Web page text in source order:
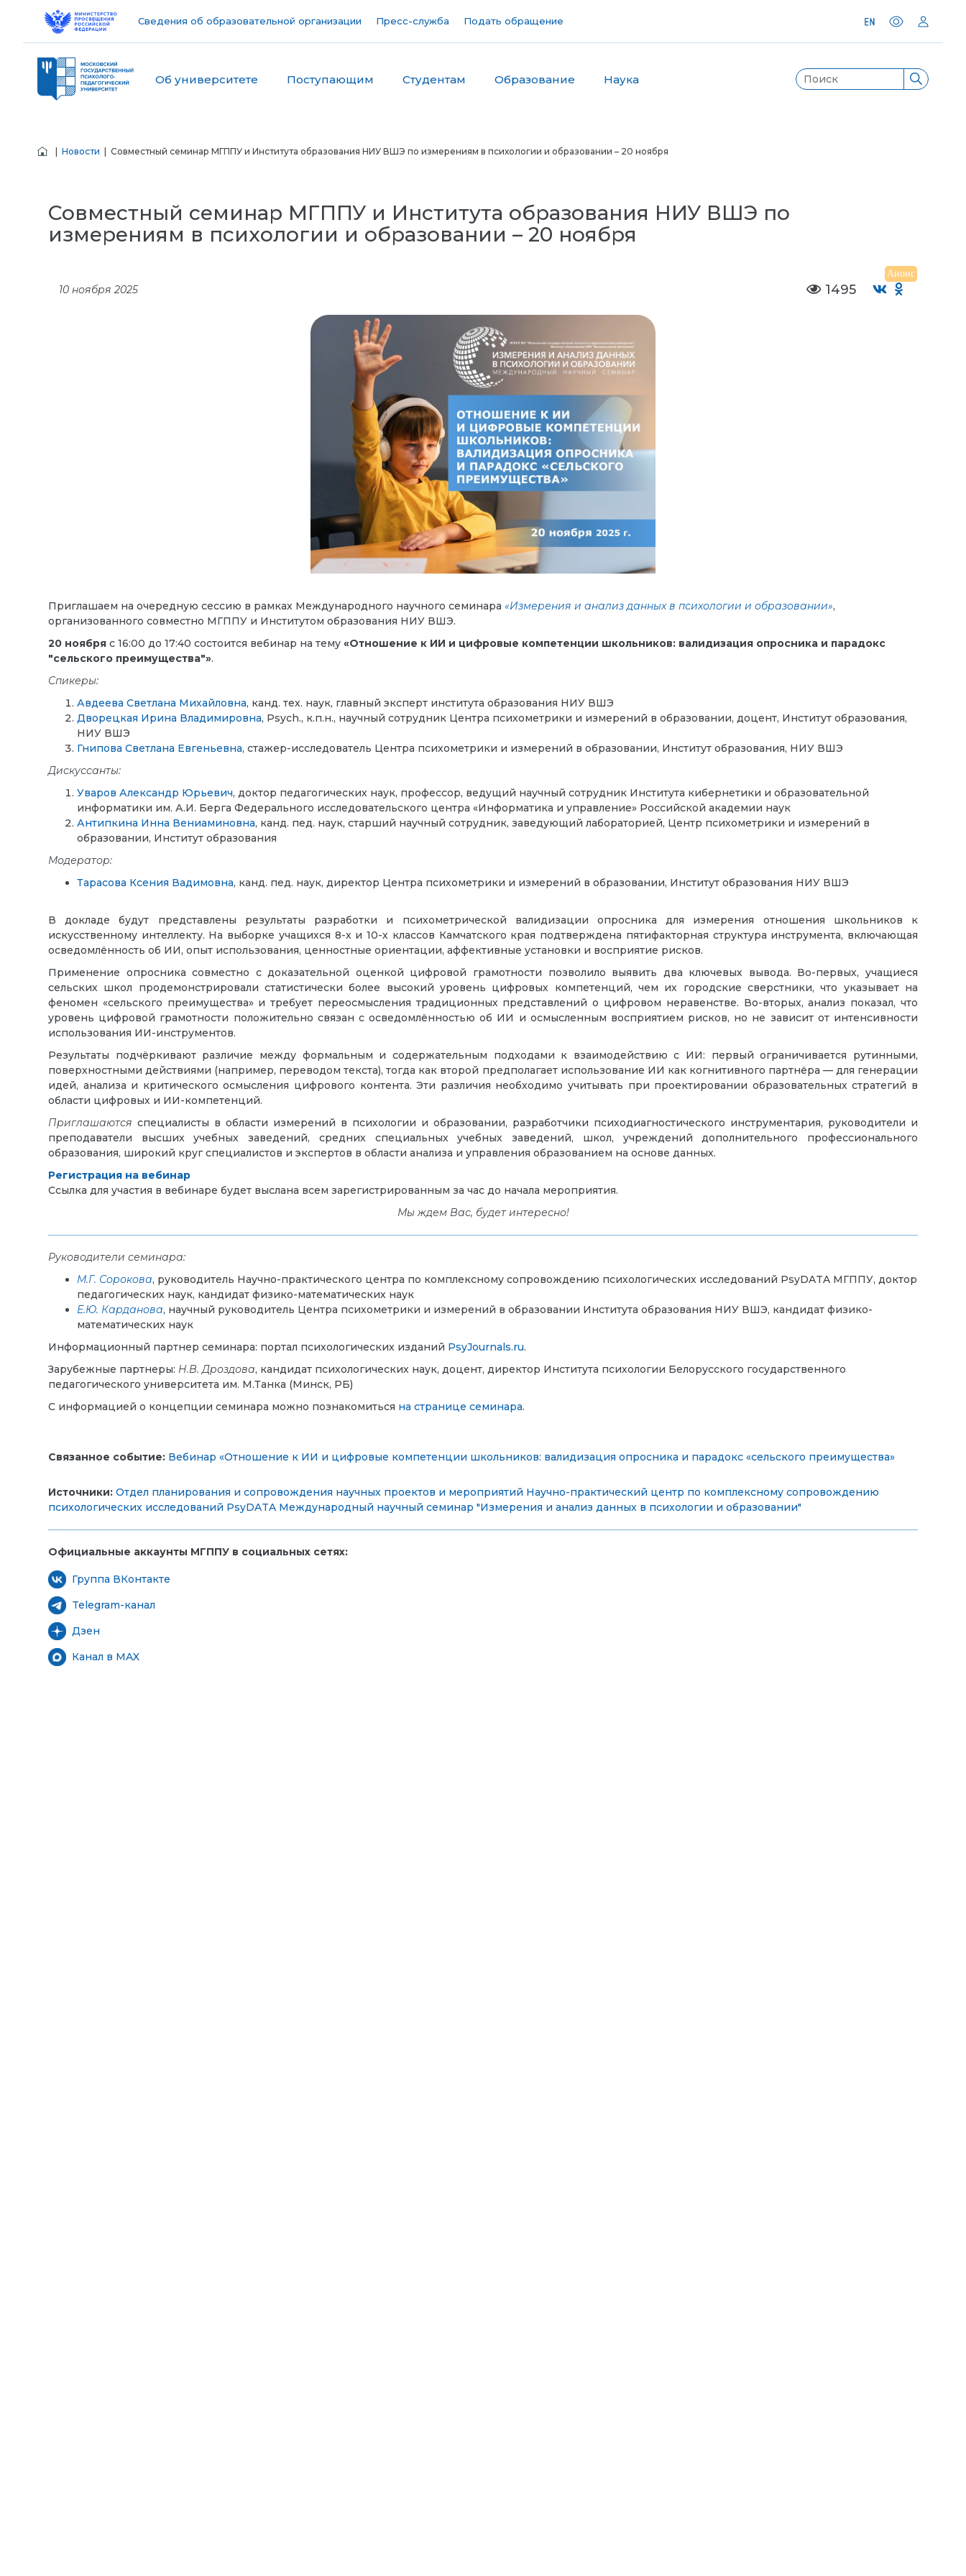
Сведения об образовательной организации Пресс-служба Подать обращение
Об университете Поступающим Студентам Образование Наука
Новости | Совместный семинар МГППУ и Института образования НИУ ВШЭ по измерениям в психологии и образовании – 20 ноября
Совместный семинар МГППУ и Института образования НИУ ВШЭ по
измерениям в психологии и образовании – 20 ноября
Анонс
10 ноября 2025 1495
Приглашаем на очередную сессию в рамках Международного научного семинара «Измерения и анализ данных в психологии и образовании»,
организованного совместно МГППУ и Институтом образования НИУ ВШЭ.
20 ноября с 16:00 до 17:40 состоится вебинар на тему «Отношение к ИИ и цифровые компетенции школьников: валидизация опросника и парадокс
"сельского преимущества"».
Спикеры:
Авдеева Светлана Михайловна, канд. тех. наук, главный эксперт института образования НИУ ВШЭ
Дворецкая Ирина Владимировна, Psych., к.п.н., научный сотрудник Центра психометрики и измерений в образовании, доцент, Институт образования,
НИУ ВШЭ
Гнипова Светлана Евгеньевна, стажер-исследователь Центра психометрики и измерений в образовании, Институт образования, НИУ ВШЭ
Дискуссанты:
Уваров Александр Юрьевич, доктор педагогических наук, профессор, ведущий научный сотрудник Института кибернетики и образовательной
информатики им. А.И. Берга Федерального исследовательского центра «Информатика и управление» Российской академии наук
Антипкина Инна Вениаминовна, канд. пед. наук, старший научный сотрудник, заведующий лабораторией, Центр психометрики и измерений в
образовании, Институт образования
Модератор:
Тарасова Ксения Вадимовна, канд. пед. наук, директор Центра психометрики и измерений в образовании, Институт образования НИУ ВШЭ
В докладе будут представлены результаты разработки и психометрической валидизации опросника для измерения отношения школьников к
искусственному интеллекту. На выборке учащихся 8-х и 10-х классов Камчатского края подтверждена пятифакторная структура инструмента, включающая
осведомлённость об ИИ, опыт использования, ценностные ориентации, аффективные установки и восприятие рисков.
Применение опросника совместно с доказательной оценкой цифровой грамотности позволило выявить два ключевых вывода. Во-первых, учащиеся
сельских школ продемонстрировали статистически более высокий уровень цифровых компетенций, чем их городские сверстники, что указывает на
феномен «сельского преимущества» и требует переосмысления традиционных представлений о цифровом неравенстве. Во-вторых, анализ показал, что
уровень цифровой грамотности положительно связан с осведомлённостью об ИИ и осмысленным восприятием рисков, но не зависит от интенсивности
использования ИИ-инструментов.
Результаты подчёркивают различие между формальным и содержательным подходами к взаимодействию с ИИ: первый ограничивается рутинными,
поверхностными действиями (например, переводом текста), тогда как второй предполагает использование ИИ как когнитивного партнёра — для генерации
идей, анализа и критического осмысления цифрового контента. Эти различия необходимо учитывать при проектировании образовательных стратегий в
области цифровых и ИИ-компетенций.
Приглашаются специалисты в области измерений в психологии и образовании, разработчики психодиагностического инструментария, руководители и
преподаватели высших учебных заведений, средних специальных учебных заведений, школ, учреждений дополнительного профессионального
образования, широкий круг специалистов и экспертов в области анализа и управления образованием на основе данных.
Регистрация на вебинар
Ссылка для участия в вебинаре будет выслана всем зарегистрированным за час до начала мероприятия.
Мы ждем Вас, будет интересно!
Руководители семинара:
М.Г. Сорокова, руководитель Научно-практического центра по комплексному сопровождению психологических исследований PsyDATA МГППУ, доктор
педагогических наук, кандидат физико-математических наук
Е.Ю. Карданова, научный руководитель Центра психометрики и измерений в образовании Института образования НИУ ВШЭ, кандидат физико-
математических наук
Информационный партнер семинара: портал психологических изданий PsyJournals.ru.
Зарубежные партнеры: Н.В. Дроздова, кандидат психологических наук, доцент, директор Института психологии Белорусского государственного
педагогического университета им. М.Танка (Минск, РБ)
С информацией о концепции семинара можно познакомиться на странице семинара.
Связанное событие: Вебинар «Отношение к ИИ и цифровые компетенции школьников: валидизация опросника и парадокс «сельского преимущества»
Источники: Отдел планирования и сопровождения научных проектов и мероприятий Научно-практический центр по комплексному сопровождению
психологических исследований PsyDATA Международный научный семинар "Измерения и анализ данных в психологии и образовании"
Официальные аккаунты МГППУ в социальных сетях:
Группа ВКонтакте
Telegram-канал
Дзен
Канал в MAX